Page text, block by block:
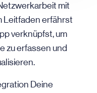
mit
Leitfaden erfährst
verknüpfst, um
zu erfassen und
Deine